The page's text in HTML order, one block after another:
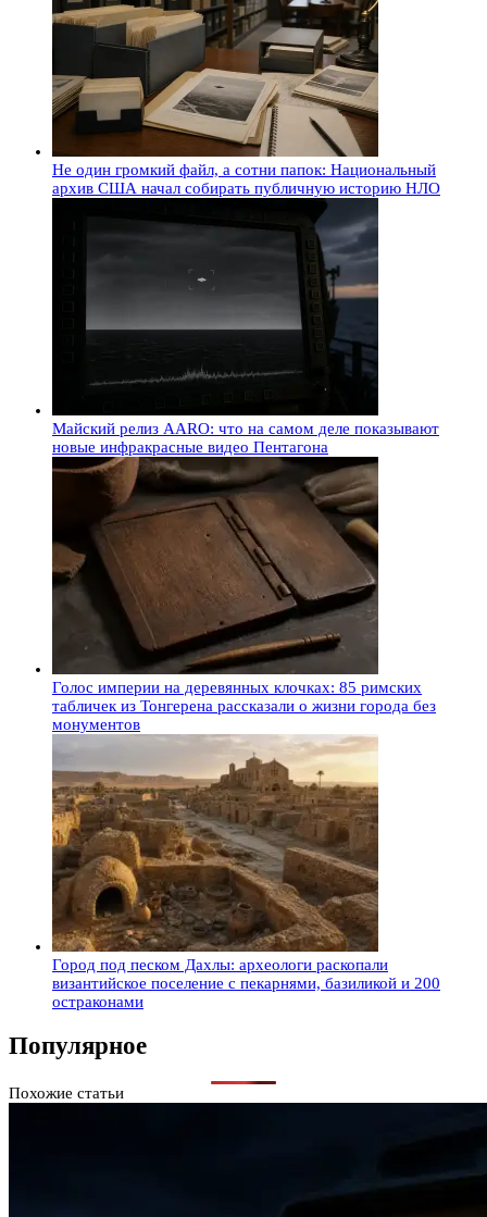
Не один громкий файл, а сотни папок: Национальный
архив США начал собирать публичную историю НЛО
Майский релиз AARO: что на самом деле показывают
новые инфракрасные видео Пентагона
Голос империи на деревянных клочках: 85 римских
табличек из Тонгерена рассказали о жизни города без
монументов
Город под песком Дахлы: археологи раскопали
византийское поселение с пекарнями, базиликой и 200
остраконами
Популярное
Похожие статьи